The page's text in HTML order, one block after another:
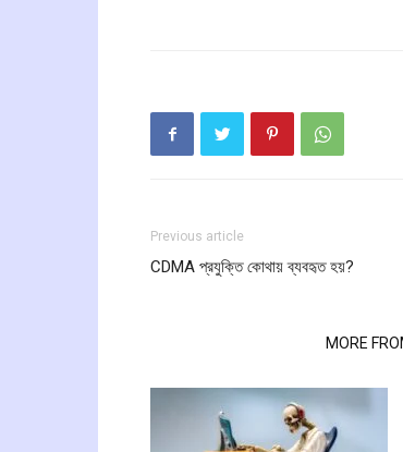
Previous article
CDMA প্রযুক্তি কোথায় ব্যবহৃত হয়?
MORE